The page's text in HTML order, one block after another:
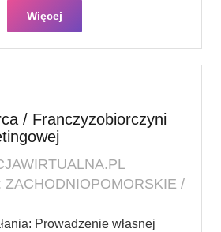
Więcej
/ Franczyzobiorczyni
ZACHODNIOPOMORSKIE /
Prowadzenie własnej